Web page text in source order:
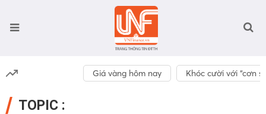
Giá vàng hôm nay Khóc cười với “cơn
TOPIC :